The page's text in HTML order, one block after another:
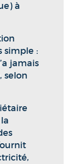
à
simple :
jamais
selon